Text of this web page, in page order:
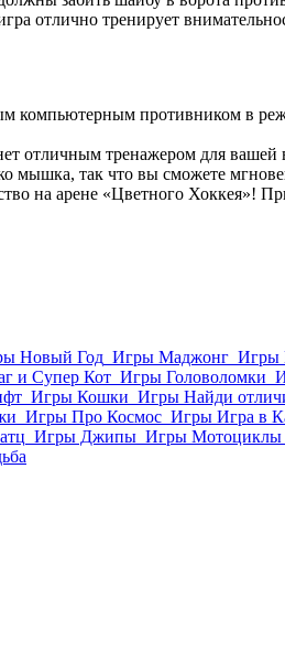
отлично тренирует
компьютерным противником в
отличным тренажером для вашей
мышка, так что вы сможете
на арене «Цветного Хоккея»!
Новый Год Игры Маджонг Игры
и Супер Кот Игры Головоломки
Игры Кошки Игры Найди
Игры Про Космос Игры Игра в
Игры Джипы Игры Мотоциклы